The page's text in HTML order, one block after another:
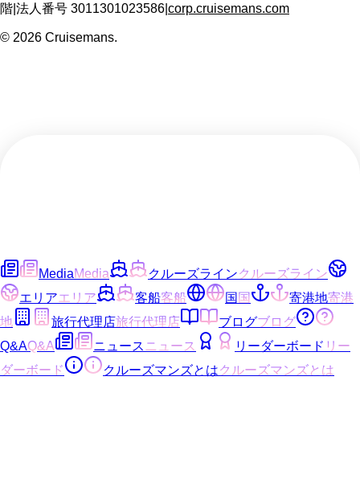
階 法人番号 3011301023586 corp.cruisemans.com
© 2026 Cruisemans.
MediaMedia クルーズラインクルーズライン
エリアエリア 客船客船 国国 寄港地寄港
地
旅行代理店旅行代理店 ブログブログ
Q&AQ&A ニュース ニュース リーダーボード リー
ダーボード
クルーズマンズとはクルーズマンズとは